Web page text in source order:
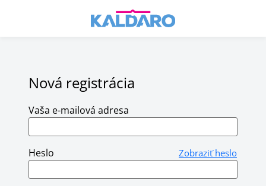
Nová registrácia
Vaša e-mailová adresa
Heslo Zobraziť heslo